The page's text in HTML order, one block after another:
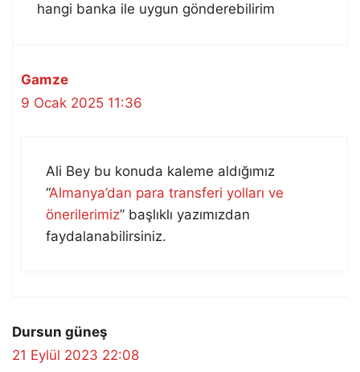
hangi banka ile uygun gönderebilirim
Gamze
9 Ocak 2025 11:36
Ali Bey bu konuda kaleme aldığımız
“Almanya’dan para transferi yolları ve
önerilerimiz” başlıklı yazımızdan
faydalanabilirsiniz.
Dursun güneş
21 Eylül 2023 22:08